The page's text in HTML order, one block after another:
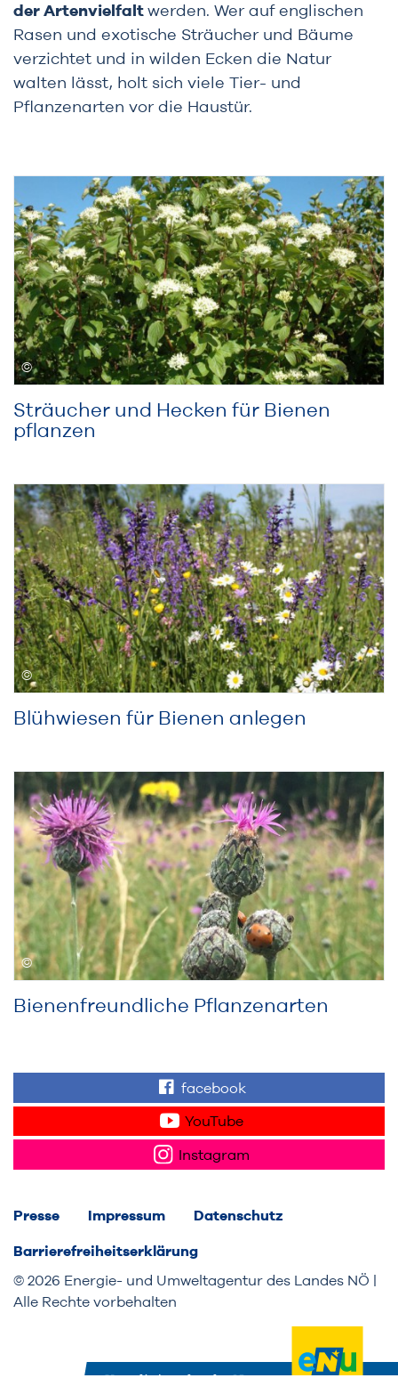
der Artenvielfaltwerden. Wer auf englischen
Rasen und exotische Sträucher und Bäume
verzichtet und in wilden Ecken die Natur
walten lässt, holt sich viele Tier- und
Pflanzenarten vor die Haustür.
Sträucher und Hecken für Bienen
pflanzen
Blühwiesen für Bienen anlegen
Bienenfreundliche Pflanzenarten
Finden Sie "Wir für
facebook
Sehen Sie Videos
YouTube
Folgen Sie uns auf
Instagram
Presse Impressum Datenschutz
Barrierefreiheitserklärung
© 2026 Energie- und Umweltagentur des Landes NÖ |
Alle Rechte vorbehalten